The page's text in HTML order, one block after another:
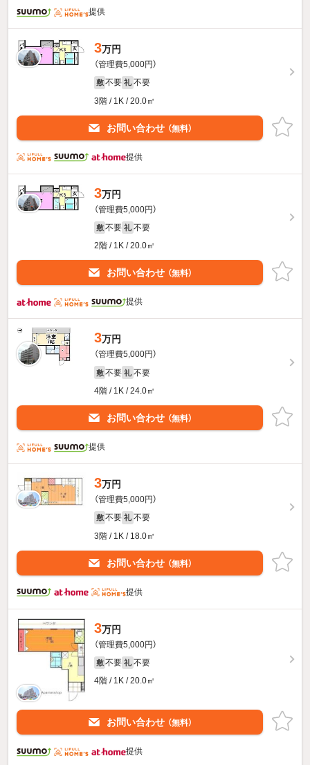
提供
3万円
（管理費5,000円）
敷 不要 礼 不要
3階 / 1K / 20.0㎡
お問い合わせ （無料）
提供
3万円
（管理費5,000円）
敷 不要 礼 不要
2階 / 1K / 20.0㎡
お問い合わせ （無料）
提供
3万円
（管理費5,000円）
敷 不要 礼 不要
4階 / 1K / 24.0㎡
お問い合わせ （無料）
提供
3万円
（管理費5,000円）
敷 不要 礼 不要
3階 / 1K / 18.0㎡
お問い合わせ （無料）
提供
3万円
（管理費5,000円）
敷 不要 礼 不要
4階 / 1K / 20.0㎡
お問い合わせ （無料）
提供